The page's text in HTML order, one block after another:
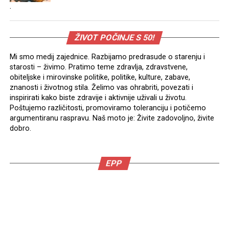
.
ŽIVOT POČINJE S 50!
Mi smo medij zajednice. Razbijamo predrasude o starenju i
starosti – živimo. Pratimo teme zdravlja, zdravstvene,
obiteljske i mirovinske politike, politike, kulture, zabave,
znanosti i životnog stila. Želimo vas ohrabriti, povezati i
inspirirati kako biste zdravije i aktivnije uživali u životu.
Poštujemo različitosti, promoviramo toleranciju i potičemo
argumentiranu raspravu. Naš moto je: Živite zadovoljno, živite
dobro.
EPP